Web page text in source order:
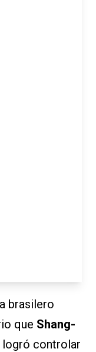
brasilero
que Shang-
logró controlar